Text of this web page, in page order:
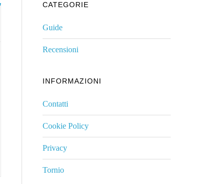
CATEGORIE
Guide
Recensioni
INFORMAZIONI
Contatti
Cookie Policy
Privacy
Tornio